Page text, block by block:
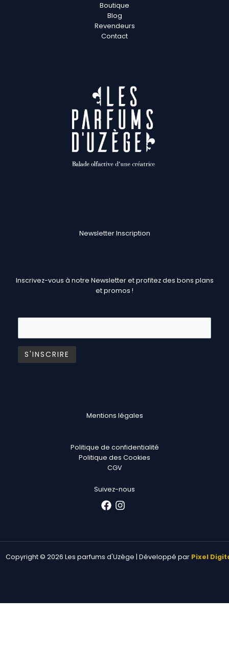
Boutique
Blog
Revendeurs
Contact
Newsletter Inscription
Inscrivez-vous à notre Newsletter et profitez des bons plans
et promos !
Mentions légales
Politique de confidentialité
Politique des Cookies
CGV
Suivez-nous
Copyright © 2026 Les parfums d'Uzège | Développé par Pixel